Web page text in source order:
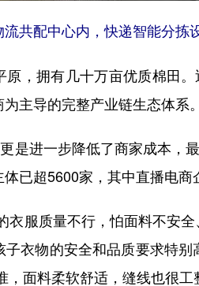
共配中心内，快递智能分
拥有几十万亩优质棉田。
主导的完整产业链生态体系。
进一步降低了商家成本，最
已超5600家，其中直播电商
服质量不行，怕面料不安全
衣物的安全和品质要求特别
，面料柔软舒适，缝线也很工